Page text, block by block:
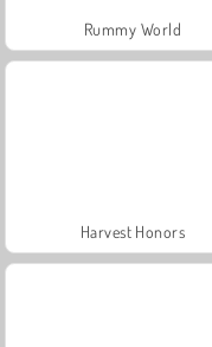
Rummy World
Harvest Honors